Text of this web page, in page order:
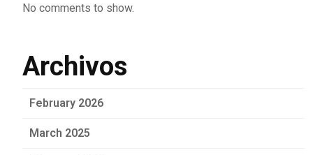
No comments to show.
Archivos
February 2026
March 2025